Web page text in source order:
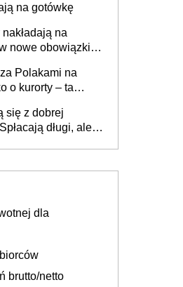
na gotówkę
na
nowe obowiązki w
Polakami na
o kurorty – ta
po cichu
się z dobrej
długi, ale
dla
brutto/netto